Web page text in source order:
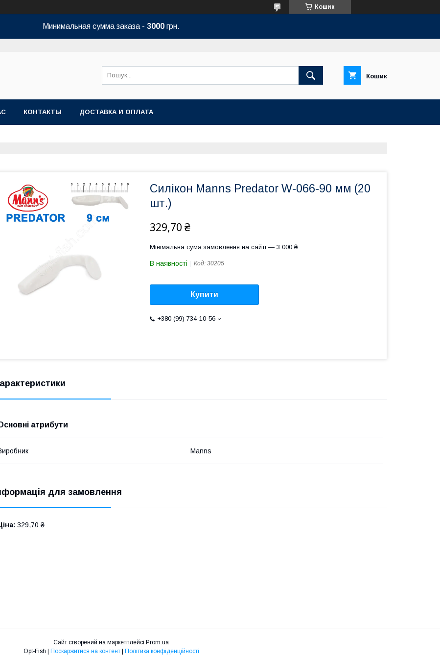
Кошик
Минимальная сумма заказа - 3000 грн.
Кошик
КОНТАКТЫ ДОСТАВКА И ОПЛАТА
Силікон Manns Predator W-066-90 мм (20
шт.)
329,70 ₴
Мінімальна сума замовлення на сайті — 3 000 ₴
В наявності Код: 30205
Купити
+380 (99) 734-10-56
атрибути
Manns
для замовлення
329,70 ₴
Сайт створений на маркетплейсі Prom.ua
Поскаржитися на контент Політика конфіденційності